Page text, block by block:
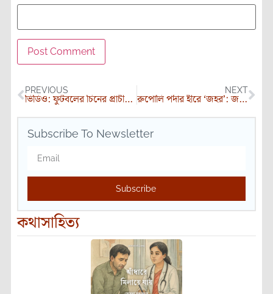
PREVIOUS
ভিডিও: ফুটবলের চিনের প্রাচীর – গোষ্ঠ পাল
NEXT
রুপোলি পর্দার হীরে ‘জহর’: জন্মদিনে শ্রদ্ধার্ঘ্য
Subscribe To Newsletter
Subscribe
কথাসাহিত্য